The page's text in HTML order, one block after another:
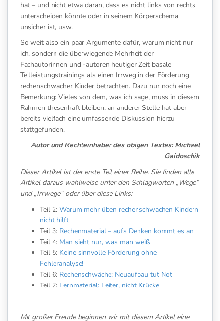
hat – und nicht etwa daran, dass es nicht links von rechts
unterscheiden könnte oder in seinem Körperschema
unsicher ist, usw.
So weit also ein paar Argumente dafür, warum nicht nur
ich, sondern die überwiegende Mehrheit der
Fachautorinnen und -autoren heutiger Zeit basale
Teilleistungstrainings als einen Irrweg in der Förderung
rechenschwacher Kinder betrachten. Dazu nur noch eine
Bemerkung: Vieles von dem, was ich sage, muss in diesem
Rahmen thesenhaft bleiben; an anderer Stelle hat aber
bereits vielfach eine umfassende Diskussion hierzu
stattgefunden.
Autor und Rechteinhaber des obigen Textes: Michael
Gaidoschik
Dieser Artikel ist der erste Teil einer Reihe. Sie finden alle
Artikel daraus wahlweise unter den Schlagworten „Wege“
und „Irrwege“ oder über diese Links:
Teil 2: Warum mehr üben rechenschwachen Kindern
nicht hilft
Teil 3: Rechenmaterial – aufs Denken kommt es an
Teil 4: Man sieht nur, was man weiß
Teil 5: Keine sinnvolle Förderung ohne
Fehleranalyse!
Teil 6: Rechenschwäche: Neuaufbau tut Not
Teil 7: Lernmaterial: Leiter, nicht Krücke
Mit großer Freude beginnen wir mit diesem Artikel eine